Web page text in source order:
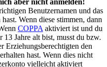
aber nicht anmelden!
Benutzernamen und das
Wenn diese stimmen, dann
COPPA aktiviert ist und du
13 Jahre alt bist, musst du bzw.
Erziehungsberechtigten den
hast. Wenn dies nicht
vielleicht aktiviert